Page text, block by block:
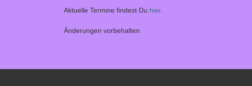
Aktuelle Termine findest Du hier.
Änderungen vorbehalten